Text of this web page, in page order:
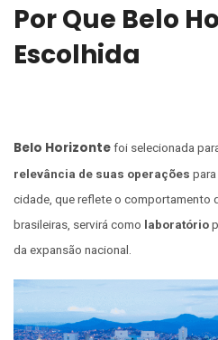
Por Que Belo
Escolhida
Belo Horizontefoi selecionada
relevância de suas operações
cidade, que reflete o comportamento
brasileiras, servirá como laboratório
da expansão nacional.